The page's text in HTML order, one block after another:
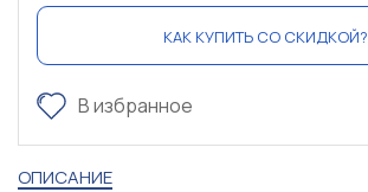
КАК КУПИТЬ СО СКИДКОЙ?
В избранное
ОПИСАНИЕ